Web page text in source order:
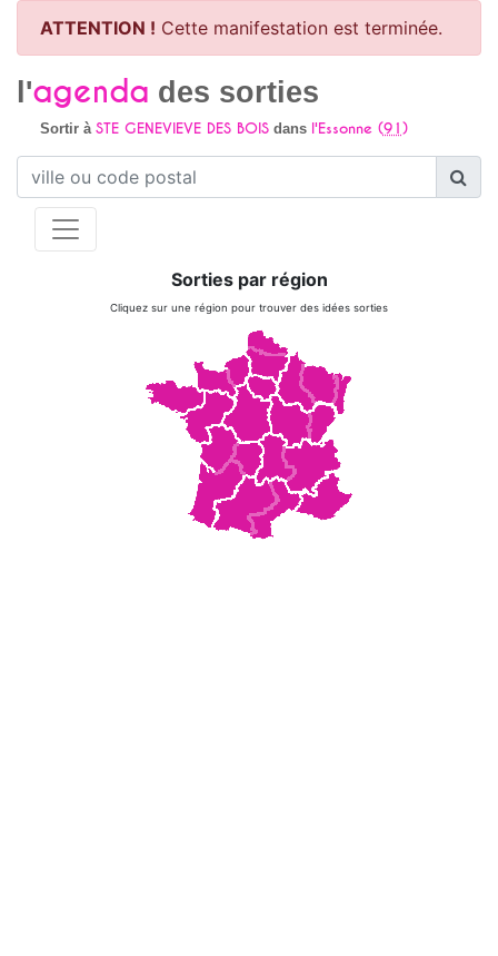
ATTENTION ! Cette manifestation est terminée.
l'agenda des sorties
Sortir à STE GENEVIEVE DES BOISdans l'Essonne (91)
Sorties par région
Cliquez sur une région pour trouver des idées sorties